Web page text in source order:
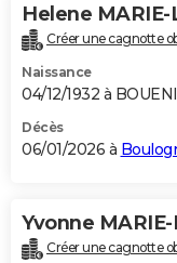
Carte de Noël
Carte Bonne année
Carte Saint-Valentin
Carte Pâques
Carte d'anniversaire
DICTIONNAIRE
Dictionnaire
Biographies
Citations
Expressions
Proverbes
PROGRAMME TV
S'inscrire
Se connecter
Lycées
Collèges
Primaires
Universités
Entreprises
Service militaire
Avis de recherche
AVIS DE DÉCÈS
Bricolage
Lifestyle
Culture
Sport
Auto
Television
Voyage
Cinema
Helene MARIE-
Créer une cagnotte
Naissance
04/12/1932 à BOUENI
Décès
06/01/2026 à
Yvonne MARIE-
Créer une cagnotte